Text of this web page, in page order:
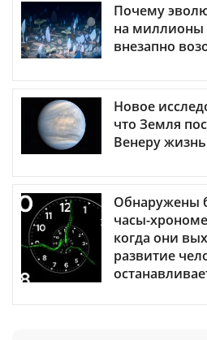
Почему
на миллионы
внезапно
Новое
что Земля
Венеру
Обнаружены
часы-
когда они
развитие